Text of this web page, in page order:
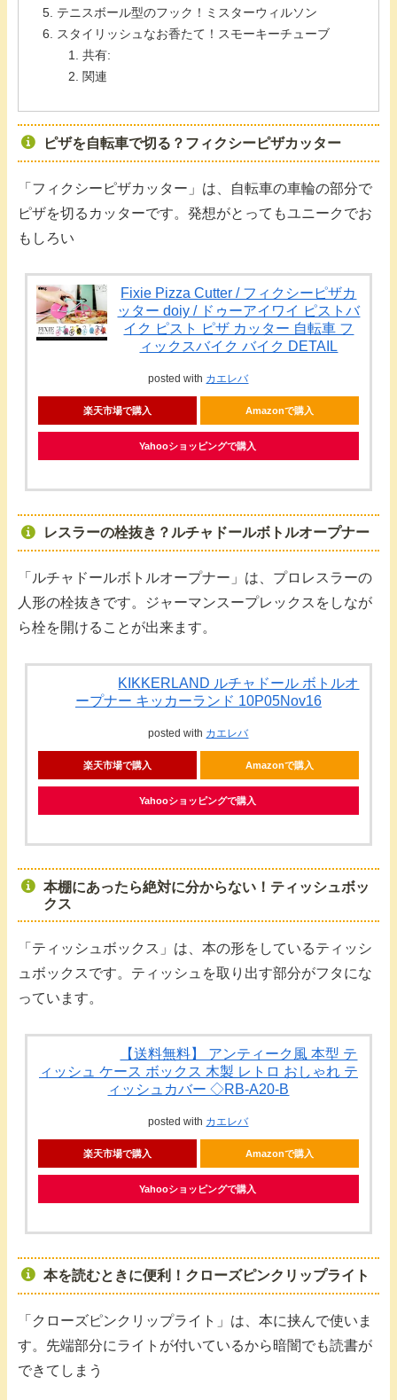
テニスボール型のフック！ミスターウィルソン
スタイリッシュなお香たて！スモーキーチューブ
共有:
関連
ピザを自転車で切る？フィクシーピザカッター
「フィクシーピザカッター」は、自転車の車輪の部分で
ピザを切るカッターです。発想がとってもユニークでお
もしろい
Fixie Pizza Cutter / フィクシーピザカ
ッター doiy / ドゥーアイワイ ピストバ
イク ピスト ピザ カッター 自転車 フ
ィックスバイク バイク DETAIL
posted with カエレバ
楽天市場で購入 Amazonで購入
Yahooショッピングで購入
レスラーの栓抜き？ルチャドールボトルオープナー
「ルチャドールボトルオープナー」は、プロレスラーの
人形の栓抜きです。ジャーマンスープレックスをしなが
ら栓を開けることが出来ます。
KIKKERLAND ルチャドール ボトルオ
ープナー キッカーランド 10P05Nov16
posted with カエレバ
楽天市場で購入 Amazonで購入
Yahooショッピングで購入
本棚にあったら絶対に分からない！ティッシュボッ
クス
「ティッシュボックス」は、本の形をしているティッシ
ュボックスです。ティッシュを取り出す部分がフタにな
っています。
【送料無料】 アンティーク風 本型 テ
ィッシュ ケース ボックス 木製 レトロ おしゃれ テ
ィッシュカバー ◇RB-A20-B
posted with カエレバ
楽天市場で購入 Amazonで購入
Yahooショッピングで購入
本を読むときに便利！クローズピンクリップライト
「クローズピンクリップライト」は、本に挟んで使いま
す。先端部分にライトが付いているから暗闇でも読書が
できてしまう